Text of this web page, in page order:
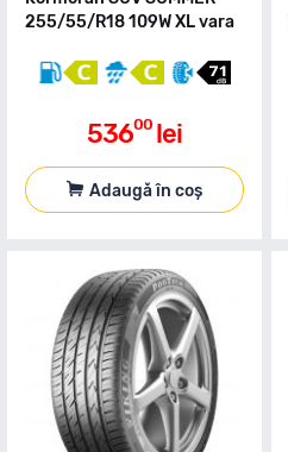
255/55/R18 109W XL vara
53600 lei
Adaugă în coș